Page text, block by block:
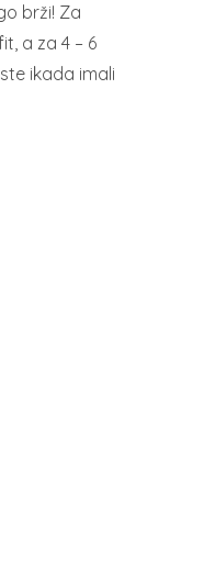
brži! Za
a za 4 – 6
ikada imali